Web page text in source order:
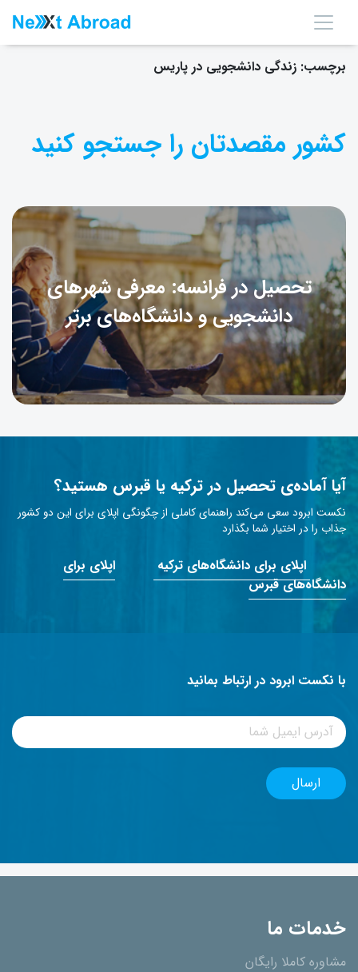
برچسب: زندگی دانشجویی در پاریس
کشور مقصدتان را جستجو کنید
تحصیل در فرانسه: معرفی شهرهای
دانشجویی و دانشگاه‌های برتر
آیا آماده‌ی تحصیل در ترکیه یا قبرس هستید؟
نکست ابرود سعی می‌کند راهنمای کاملی از چگونگی اپلای برای این دو کشور
جذاب را در اختیار شما بگذارد
اپلای برای دانشگاه‌های ترکیه
اپلای برای
دانشگاه‌های قبرس
با نکست ابرود در ارتباط بمانید
خدمات ما
مشاوره کاملا رایگان